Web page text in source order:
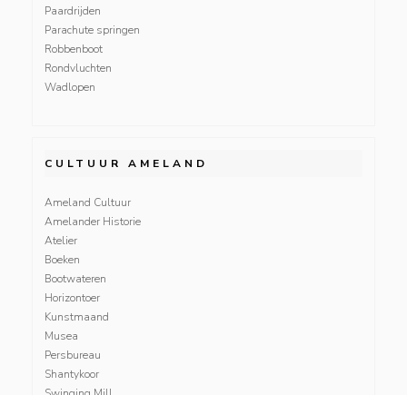
Paardrijden
Parachute springen
Robbenboot
Rondvluchten
Wadlopen
CULTUUR AMELAND
Ameland Cultuur
Amelander Historie
Atelier
Boeken
Bootwateren
Horizontoer
Kunstmaand
Musea
Persbureau
Shantykoor